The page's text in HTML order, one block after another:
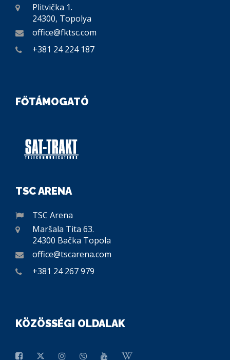
Plitvička 1.
24300, Topolya
office@fktsc.com
+381 24 224 187
FŐTÁMOGATÓ
TSC ARENA
TSC Arena
Maršala Tita 63.
24300 Bačka Topola
office@tscarena.com
+381 24 267 979
KÖZÖSSÉGI OLDALAK